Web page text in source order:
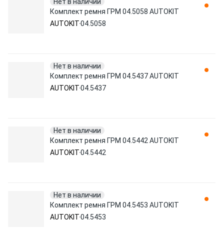
Комплект ремня ГРМ 04.5058 AUTOKIT
AUTOKIT04.5058
Нет в наличии
Комплект ремня ГРМ 04.5437 AUTOKIT
AUTOKIT04.5437
Нет в наличии
Комплект ремня ГРМ 04.5442 AUTOKIT
AUTOKIT04.5442
Нет в наличии
Комплект ремня ГРМ 04.5453 AUTOKIT
AUTOKIT04.5453